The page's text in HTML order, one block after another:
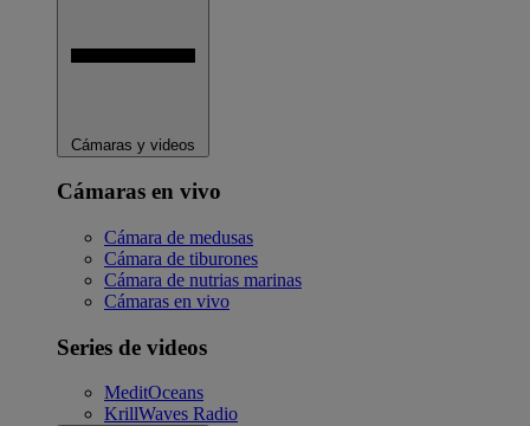
Cámaras y videos
Cámaras en vivo
Cámara de medusas
Cámara de tiburones
Cámara de nutrias marinas
Cámaras en vivo
Series de videos
MeditOceans
KrillWaves Radio